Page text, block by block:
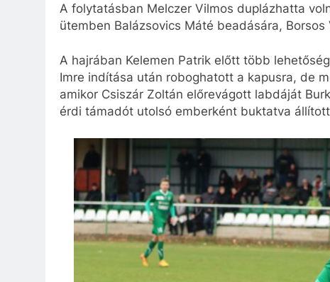
A folytatásban Melczer Vilmos duplázhatta
ütemben Balázsovics Máté beadására,
A hajrában Kelemen Patrik előtt több
Imre indítása után roboghatott a kapusra, de
amikor Csiszár Zoltán előrevágott labdáját
érdi támadót utolsó emberként buktatva